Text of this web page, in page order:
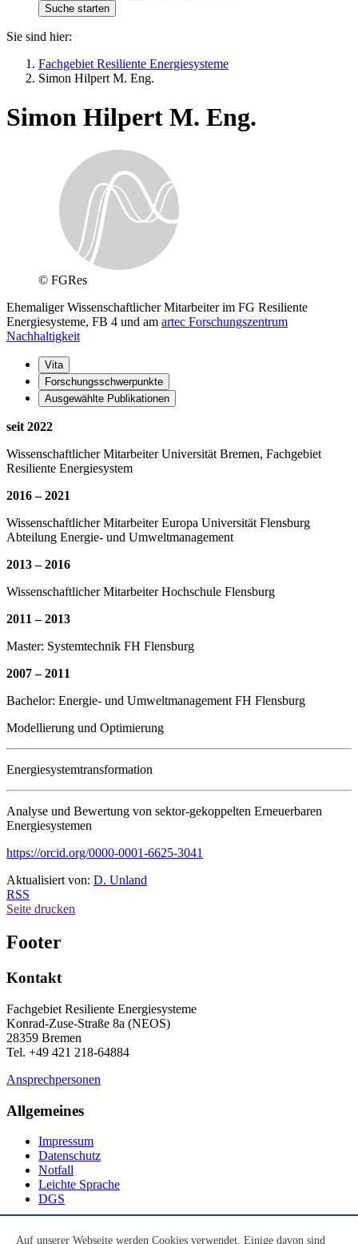
Sie sind hier:
Fachgebiet Resiliente Energiesysteme
Simon Hilpert M. Eng.
Simon Hilpert M. Eng.
© FGRes
Ehemaliger Wissenschaftlicher Mitarbeiter im FG Resiliente
Energiesysteme, FB 4 und am artec Forschungszentrum
Nachhaltigkeit
Vita
Forschungsschwerpunkte
Ausgewählte Publikationen
seit 2022
Wissenschaftlicher Mitarbeiter Universität Bremen, Fachgebiet
Resiliente Energiesystem
2016 – 2021
Wissenschaftlicher Mitarbeiter Europa Universität Flensburg
Abteilung Energie- und Umweltmanagement
2013 – 2016
Wissenschaftlicher Mitarbeiter Hochschule Flensburg
2011 – 2013
Master: Systemtechnik FH Flensburg
2007 – 2011
Bachelor: Energie- und Umweltmanagement FH Flensburg
Modellierung und Optimierung
Energiesystemtransformation
Analyse und Bewertung von sektor-gekoppelten Erneuerbaren
Energiesystemen
https://orcid.org/0000-0001-6625-3041
Aktualisiert von: D. Unland
RSS
Seite drucken
Footer
Kontakt
Fachgebiet Resiliente Energiesysteme
Konrad-Zuse-Straße 8a (NEOS)
28359 Bremen
Tel. +49 421 218-64884
Ansprechpersonen
Allgemeines
Impressum
Datenschutz
Notfall
Leichte Sprache
DGS
Auf unserer Webseite werden Cookies verwendet. Einige davon sind